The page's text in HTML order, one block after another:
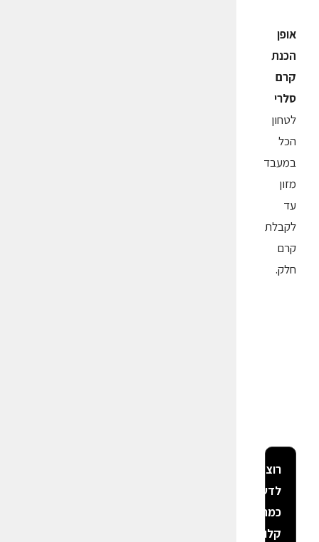
אופן
הכנת
קרם
סלרי
לטחון
הכל
במעבד
מזון
עד
לקבלת
קרם
חלק.
רוצה
לדעת
כמה
קלוריות